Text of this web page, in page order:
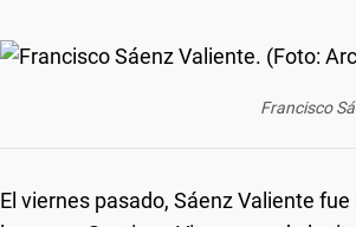
Francisco
El viernes pasado, Sáenz Valiente